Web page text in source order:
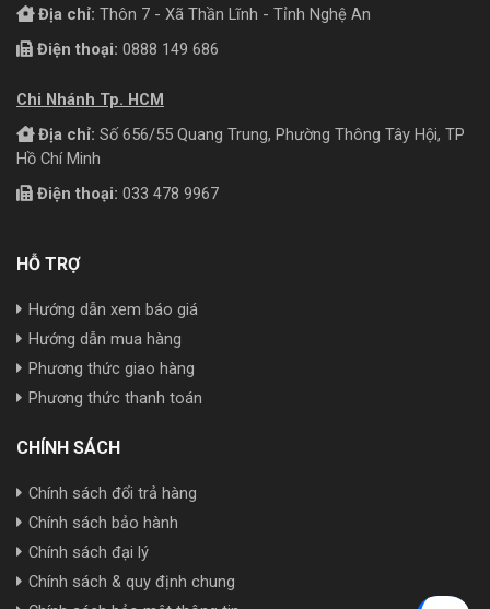
Địa chỉ: Thôn 7 - Xã Thần Lĩnh - Tỉnh Nghệ An
Điện thoại: 0888 149 686
Chi Nhánh Tp. HCM
Địa chỉ: Số 656/55 Quang Trung, Phường Thông Tây Hội, TP
Hồ Chí Minh
Điện thoại: 033 478 9967
HỖ TRỢ
Hướng dẫn xem báo giá
Hướng dẫn mua hàng
Phương thức giao hàng
Phương thức thanh toán
CHÍNH SÁCH
Chính sách đổi trả hàng
Chính sách bảo hành
Chính sách đại lý
Chính sách & quy định chung